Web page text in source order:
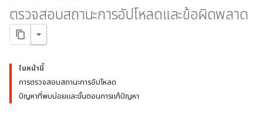
ตรวจสอบสถานะการอัปโหลดและข้อผิดพลาด
ในหน้านี้
การตรวจสอบสถานะการอัปโหลด
ปัญหาที่พบบ่อยและขั้นตอนการแก้ปัญหา